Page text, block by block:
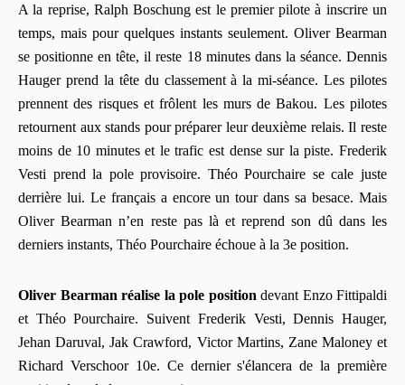
A la reprise, Ralph Boschung est le premier pilote à inscrire un
temps, mais pour quelques instants seulement. Oliver Bearman
se positionne en tête, il reste 18 minutes dans la séance. Dennis
Hauger prend la tête du classement à la mi-séance. Les pilotes
prennent des risques et frôlent les murs de Bakou. Les pilotes
retournent aux stands pour préparer leur deuxième relais. Il reste
moins de 10 minutes et le trafic est dense sur la piste. Frederik
Vesti prend la pole provisoire. Théo Pourchaire se cale juste
derrière lui. Le français a encore un tour dans sa besace. Mais
Oliver Bearman n’en reste pas là et reprend son dû dans les
derniers instants, Théo Pourchaire échoue à la 3e position.
Oliver Bearman réalise la pole position devant Enzo Fittipaldi
et Théo Pourchaire. Suivent Frederik Vesti, Dennis Hauger,
Jehan Daruval, Jak Crawford, Victor Martins, Zane Maloney et
Richard Verschoor 10e. Ce dernier s'élancera de la première